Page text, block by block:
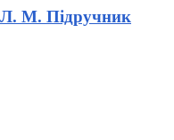
М. Підручник